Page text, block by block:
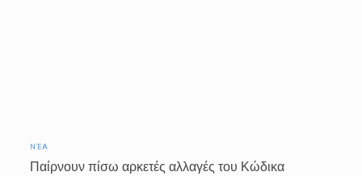
ΝΈΑ
Παίρνουν πίσω αρκετές αλλαγές του Κώδικα